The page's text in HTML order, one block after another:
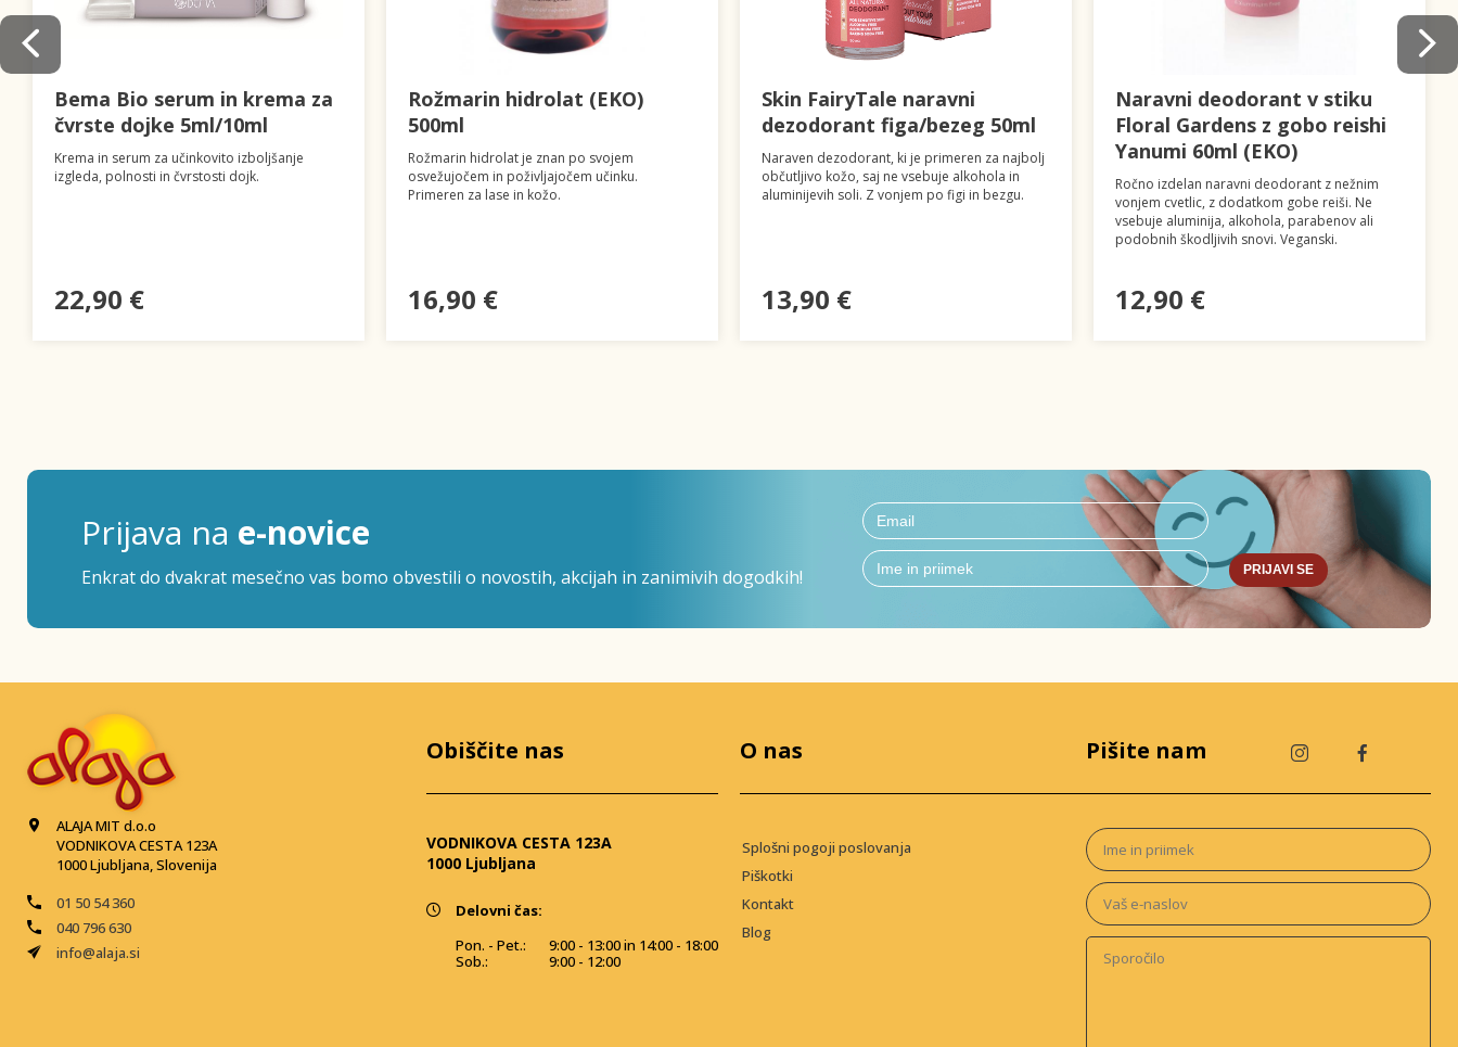
Bema Bio serum in krema za
čvrste dojke 5ml/10ml
Krema in serum za učinkovito izboljšanje
izgleda, polnosti in čvrstosti dojk.
22,90 €
Rožmarin hidrolat (EKO)
500ml
Rožmarin hidrolat je znan po svojem
osvežujočem in poživljajočem učinku.
Primeren za lase in kožo.
16,90 €
Skin FairyTale naravni
dezodorant figa/bezeg 50ml
Naraven dezodorant, ki je primeren za najbolj
občutljivo kožo, saj ne vsebuje alkohola in
aluminijevih soli. Z vonjem po figi in bezgu.
13,90 €
Naravni deodorant v stiku
Floral Gardens z gobo reishi
Yanumi 60ml (EKO)
Ročno izdelan naravni deodorant z nežnim
vonjem cvetlic, z dodatkom gobe reiši. Ne
vsebuje aluminija, alkohola, parabenov ali
podobnih škodljivih snovi. Veganski.
12,90 €
Prijava na e-novice
Enkrat do dvakrat mesečno vas bomo obvestili o novostih, akcijah in zanimivih dogodkih! PRIJAVI SE
ALAJA MIT d.o.o
VODNIKOVA CESTA 123A
1000 Ljubljana, Slovenija
01 50 54 360
040 796 630
info@alaja.si
Obiščite nas
VODNIKOVA CESTA 123A
1000 Ljubljana
Delovni čas:
Pon. - Pet.:
Sob.:
9:00 - 13:00 in 14:00 - 18:00
9:00 - 12:00
O nas
Splošni pogoji poslovanja
Piškotki
Kontakt
Blog
Pišite nam